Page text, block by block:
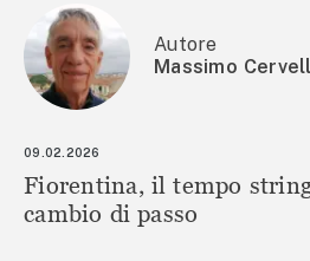
Autore
Massimo
09.02.2026
Fiorentina, il tempo
cambio di passo